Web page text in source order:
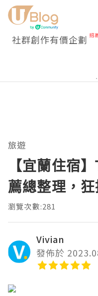
社群創作有價企劃
旅遊
【宜蘭住宿
薦總整理，狂
瀏覽次數:281
Vivian
發佈於